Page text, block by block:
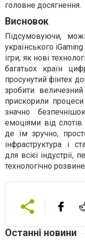
головне досягнення.
Висновок
Підсумовуючи,
українського
ігри, як нові
багатьох країн
просунутий фінтех
зробити
прискорили
значно
емоціями від
де їм зручно,
інфраструктура і
для всієї
технологічно
Останні новини